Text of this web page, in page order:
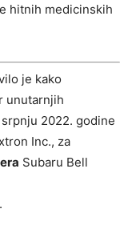
hitnih medicinskih
je kako
unutarnjih
2022. godine
Inc., za
Subaru Bell
.